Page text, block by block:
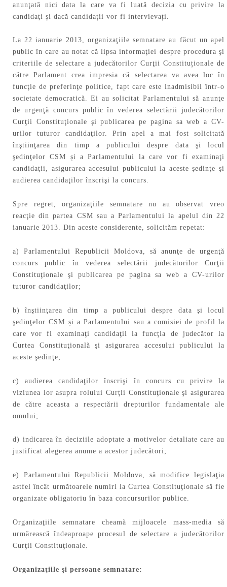
anunţată nici data la care va fi luată decizia cu privire la
candidaţi și dacă candidații vor fi intervievați.
La 22 ianuarie 2013, organizaţiile semnatare au făcut un apel
public în care au notat că lipsa informaţiei despre procedura şi
criteriile de selectare a judecătorilor Curţii Constituționale de
către Parlament crea impresia că selectarea va avea loc în
funcţie de preferinţe politice, fapt care este inadmisibil într-o
societate democratică. Ei au solicitat Parlamentului să anunţe
de urgenţă concurs public în vederea selectării judecătorilor
Curţii Constituţionale şi publicarea pe pagina sa web a CV-
urilor tuturor candidaţilor. Prin apel a mai fost solicitată
înştiinţarea din timp a publicului despre data şi locul
şedinţelor CSM și a Parlamentului la care vor fi examinaţi
candidaţii, asigurarea accesului publicului la aceste şedinţe şi
audierea candidaţilor înscrişi la concurs.
Spre regret, organizaţiile semnatare nu au observat vreo
reacţie din partea CSM sau a Parlamentului la apelul din 22
ianuarie 2013. Din aceste considerente, solicităm repetat:
a) Parlamentului Republicii Moldova, să anunţe de urgenţă
concurs public în vederea selectării judecătorilor Curţii
Constituţionale şi publicarea pe pagina sa web a CV-urilor
tuturor candidaţilor;
b) înştiinţarea din timp a publicului despre data şi locul
şedinţelor CSM și a Parlamentului sau a comisiei de profil la
care vor fi examinaţi candidaţii la funcţia de judecător la
Curtea Constituţională şi asigurarea accesului publicului la
aceste şedinţe;
c) audierea candidaţilor înscrişi în concurs cu privire la
viziunea lor asupra rolului Curţii Constituţionale şi asigurarea
de către aceasta a respectării drepturilor fundamentale ale
omului;
d) indicarea în deciziile adoptate a motivelor detaliate care au
justificat alegerea anume a acestor judecători;
e) Parlamentului Republicii Moldova, să modifice legislaţia
astfel încât următoarele numiri la Curtea Constituţionale să fie
organizate obligatoriu în baza concursurilor publice.
Organizaţiile semnatare cheamă mijloacele mass-media să
urmărească îndeaproape procesul de selectare a judecătorilor
Curţii Constituţionale.
Organizaţiile şi persoane semnatare: